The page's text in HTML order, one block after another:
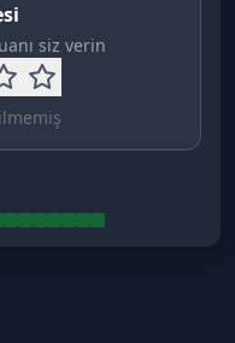
siz verin